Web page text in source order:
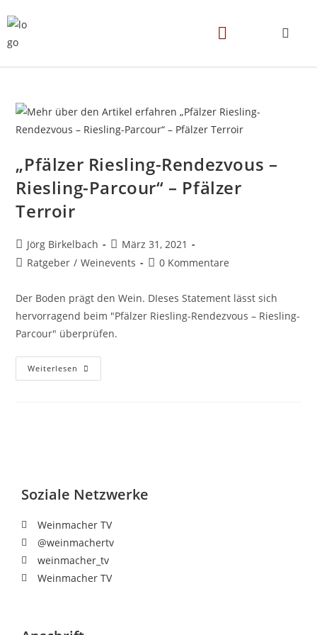
„Pfälzer Riesling-Rendezvous –
Riesling-Parcour“ – Pfälzer
Terroir
Jörg Birkelbach
März 31, 2021
Ratgeber / Weinevents 0 Kommentare
Der Boden prägt den Wein. DIeses Statement lässt sich
hervorragend beim "Pfälzer Riesling-Rendezvous – Riesling-
Parcour" überprüfen.
Weiterlesen
Soziale Netzwerke
Weinmacher TV
@weinmachertv
weinmacher_tv
Weinmacher TV